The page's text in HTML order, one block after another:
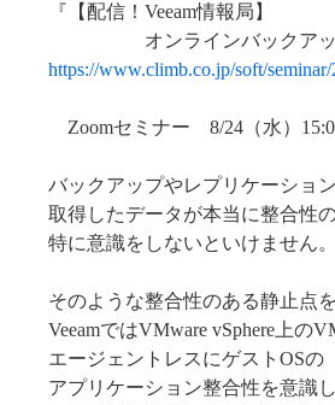
『【配信！Veeam情報局】
オンラインバックアップ
https://www.climb.co.jp/soft/
Zoomセミナー 8/24（水）
バックアップやレプリケーショ
取得したデータが本当に整合性
特に意識をしないといけません。
そのような整合性のある静止点
VeeamではVMware vSphere上の
エージェントレスにゲストOSの
アプリケーション整合性を意識